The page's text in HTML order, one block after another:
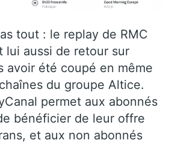
tout : le replay de RMC
lui aussi de retour sur
avoir été coupé en même
du groupe Altice.
permet aux abonnés
bénéficier de leur offre
et aux non abonnés